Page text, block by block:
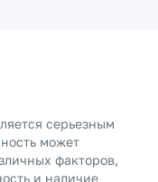
серьезным
может
факторов,
и наличие